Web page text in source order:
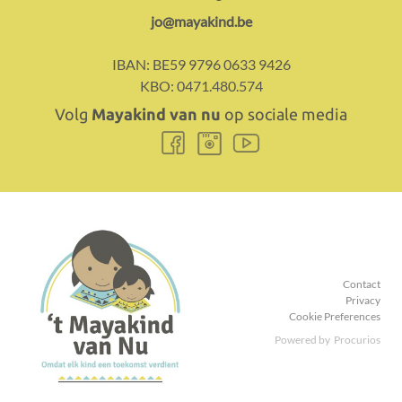
€ 70
€ 108 € 252
eveneens geen recht op een fiscaal attest.
Meer info hierover vind je op de website van de
Overheidsdienst Financiën
E-
jo@mayakind.be
IBAN: BE59 9796 0633 9426
KBO: 0471.480.574
Volg Mayakind van nu op sociale media
Volg
ons
Volg
ons
Volg
ons
Contact
Privacy
Cookie Preferences
Powered by Procurios